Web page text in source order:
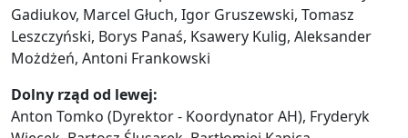
Gadiukov, Marcel Głuch, Igor Gruszewski, Tomasz
Leszczyński, Borys Panaś, Ksawery Kulig, Aleksander
Możdżeń, Antoni Frankowski
Dolny rząd od lewej:
Anton Tomko (Dyrektor - Koordynator AH), Fryderyk